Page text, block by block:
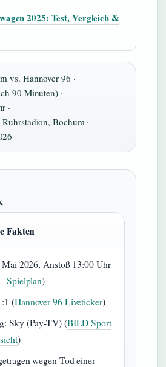
2025: Test, Vergleich &
vs. Hannover 96 ·
90 Minuten) ·
·
Bochum ·
Fakten
2026, Anstoß 13:00 Uhr
Spielplan)
(Hannover 96 Liveticker)
Sky (Pay-TV) (BILD Sport
)
wegen Tod einer